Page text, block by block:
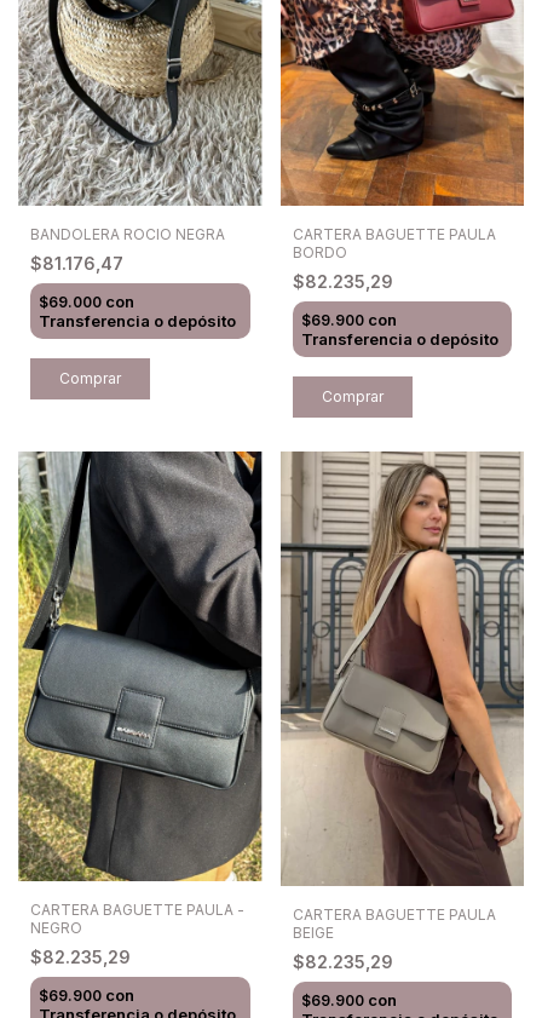
BANDOLERA ROCIO NEGRA
$81.176,47
$69.000 con
Transferencia o depósito
CARTERA BAGUETTE PAULA
BORDO
$82.235,29
$69.900 con
Transferencia o depósito
CARTERA BAGUETTE PAULA -
NEGRO
$82.235,29
$69.900 con
Transferencia o depósito
CARTERA BAGUETTE PAULA
BEIGE
$82.235,29
$69.900 con